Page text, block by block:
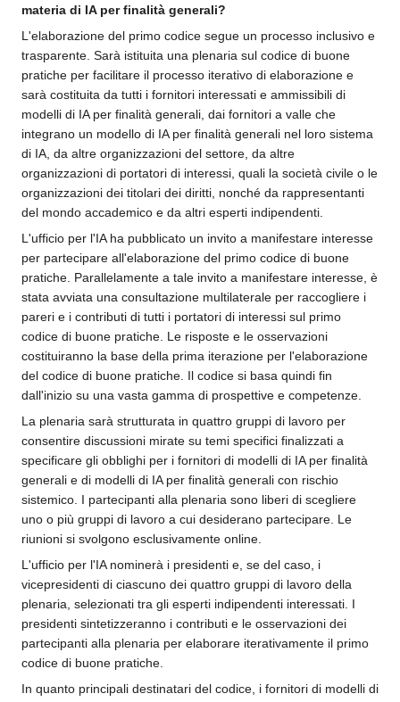
materia di IA per finalità generali?
L'elaborazione del primo codice segue un processo inclusivo e
trasparente. Sarà istituita una plenaria sul codice di buone
pratiche per facilitare il processo iterativo di elaborazione e
sarà costituita da tutti i fornitori interessati e ammissibili di
modelli di IA per finalità generali, dai fornitori a valle che
integrano un modello di IA per finalità generali nel loro sistema
di IA, da altre organizzazioni del settore, da altre
organizzazioni di portatori di interessi, quali la società civile o le
organizzazioni dei titolari dei diritti, nonché da rappresentanti
del mondo accademico e da altri esperti indipendenti.
L'ufficio per l'IA ha pubblicato un invito a manifestare interesse
per partecipare all'elaborazione del primo codice di buone
pratiche. Parallelamente a tale invito a manifestare interesse, è
stata avviata una consultazione multilaterale per raccogliere i
pareri e i contributi di tutti i portatori di interessi sul primo
codice di buone pratiche. Le risposte e le osservazioni
costituiranno la base della prima iterazione per l'elaborazione
del codice di buone pratiche. Il codice si basa quindi fin
dall'inizio su una vasta gamma di prospettive e competenze.
La plenaria sarà strutturata in quattro gruppi di lavoro per
consentire discussioni mirate su temi specifici finalizzati a
specificare gli obblighi per i fornitori di modelli di IA per finalità
generali e di modelli di IA per finalità generali con rischio
sistemico. I partecipanti alla plenaria sono liberi di scegliere
uno o più gruppi di lavoro a cui desiderano partecipare. Le
riunioni si svolgono esclusivamente online.
L'ufficio per l'IA nominerà i presidenti e, se del caso, i
vicepresidenti di ciascuno dei quattro gruppi di lavoro della
plenaria, selezionati tra gli esperti indipendenti interessati. I
presidenti sintetizzeranno i contributi e le osservazioni dei
partecipanti alla plenaria per elaborare iterativamente il primo
codice di buone pratiche.
In quanto principali destinatari del codice, i fornitori di modelli di